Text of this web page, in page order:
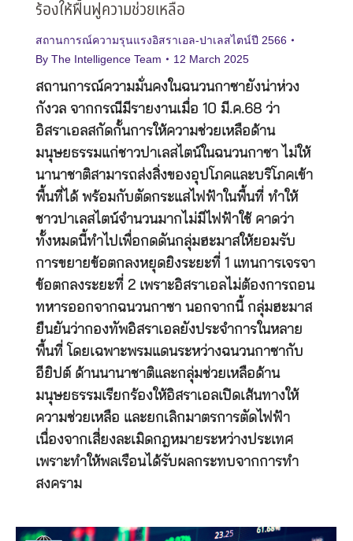
ร้องให้ฟื้นฟูความช่วยเหลือ
สถานการณ์ความรุนแรงอิสราเอล-ปาเลสไตน์ปี 2566
By The Intelligence Team 12 March 2025
สถานการณ์ความมั่นคงในฉนวนกาซายังน่าห่วง
กังวล จากกรณีมีรายงานเมื่อ 10 มี.ค.68 ว่า
อิสราเอลสกัดกั้นการให้ความช่วยเหลือด้าน
มนุษยธรรมแก่ชาวปาเลสไตน์ในฉนวนกาซา ไม่ให้
นานาชาติสามารถส่งสิ่งของอุปโภคและบริโภคเข้า
พื้นที่ได้ พร้อมกับตัดกระแสไฟฟ้าในพื้นที่ ทำให้
ชาวปาเลสไตน์จำนวนมากไม่มีไฟฟ้าใช้ คาดว่า
ทั้งหมดนี้ทำไปเพื่อกดดันกลุ่มฮะมาสให้ยอมรับ
การขยายข้อตกลงหยุดยิงระยะที่ 1 แทนการเจรจา
ข้อตกลงระยะที่ 2 เพราะอิสราเอลไม่ต้องการถอน
ทหารออกจากฉนวนกาซา นอกจากนี้ กลุ่มฮะมาส
ยืนยันว่ากองทัพอิสราเอลยังประจำการในหลาย
พื้นที่ โดยเฉพาะพรมแดนระหว่างฉนวนกาซากับ
อียิปต์ ด้านนานาชาติและกลุ่มช่วยเหลือด้าน
มนุษยธรรมเรียกร้องให้อิสราเอลเปิดเส้นทางให้
ความช่วยเหลือ และยกเลิกมาตรการตัดไฟฟ้า
เนื่องจากเสี่ยงละเมิดกฎหมายระหว่างประเทศ
เพราะทำให้พลเรือนได้รับผลกระทบจากการทำ
สงคราม